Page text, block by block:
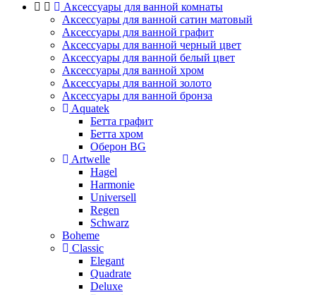
Аксессуары для ванной комнаты
Аксессуары для ванной сатин матовый
Аксессуары для ванной графит
Аксессуары для ванной черный цвет
Аксессуары для ванной белый цвет
Аксессуары для ванной хром
Аксессуары для ванной золото
Аксессуары для ванной бронза
Aquatek
Бетта графит
Бетта хром
Оберон BG
Artwelle
Hagel
Harmonie
Universell
Regen
Schwarz
Boheme
Classic
Elegant
Quadrate
Deluxe